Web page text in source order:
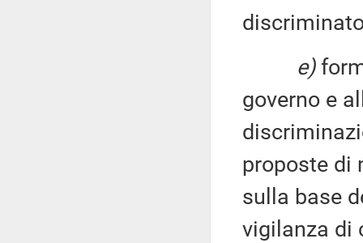
e)
governo e
proposte di
sulla base
vigilanza di